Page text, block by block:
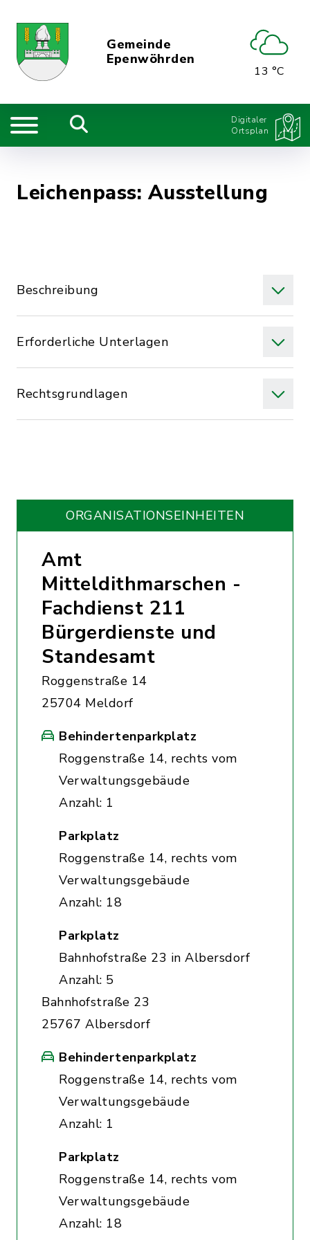
Gemeinde
Epenwöhrden
13 °C
Digitaler
Ortsplan
Leichenpass: Ausstellung
Beschreibung
Erforderliche Unterlagen
Rechtsgrundlagen
ORGANISATIONS­EINHEITEN
Amt
Mitteldithmarschen -
Fachdienst 211
Bürgerdienste und
Standesamt
Roggenstraße 14
25704 Meldorf
Behindertenparkplatz
Roggenstraße 14, rechts vom
Verwaltungsgebäude
Anzahl: 1
Parkplatz
Roggenstraße 14, rechts vom
Verwaltungsgebäude
Anzahl: 18
Parkplatz
Bahnhofstraße 23 in Albersdorf
Anzahl: 5
Bahnhofstraße 23
25767 Albersdorf
Behindertenparkplatz
Roggenstraße 14, rechts vom
Verwaltungsgebäude
Anzahl: 1
Parkplatz
Roggenstraße 14, rechts vom
Verwaltungsgebäude
Anzahl: 18